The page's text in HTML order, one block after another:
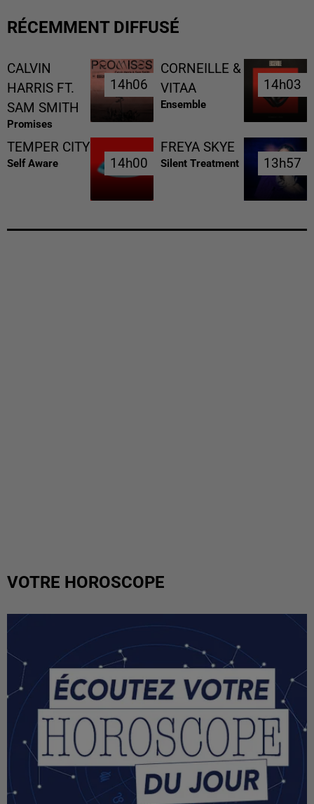
RÉCEMMENT DIFFUSÉ
CALVIN
HARRIS FT.
SAM SMITH
Promises
14h06
14h06
CORNEILLE &
VITAA
Ensemble
14h03
14h03
TEMPER CITY
Self Aware 14h00
14h00
FREYA SKYE
Silent Treatment 13h57
13h57
VOTRE HOROSCOPE